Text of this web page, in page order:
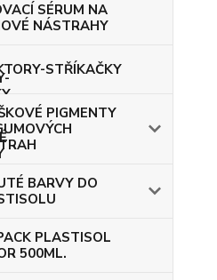
SÉRUM NA
NÁSTRAHY
STŘÍKAČKY
PIGMENTY
BARVY DO
PLASTISOL
500ML.